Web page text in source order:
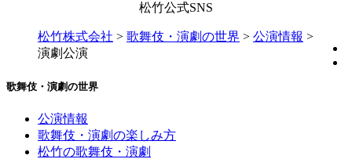
松竹公式SNS
松竹株式会社 > 歌舞伎・演劇の世界 > 公演情報 >
演劇公演
歌舞伎・演劇の世界
公演情報
歌舞伎・演劇の楽しみ方
松竹の歌舞伎・演劇